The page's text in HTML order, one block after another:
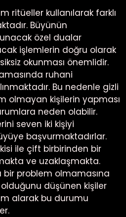
ritüeller kullanılarak farklı
Büyünün
özel dualar
işlemlerin doğru olarak
okunması önemlidir.
ruhani
Bu nedenle gizli
olmayan kişilerin yapması
neden olabilir.
seven iki kişiyi
başvurmaktadırlar.
ile çift birbirinden bir
ve uzaklaşmakta.
bir problem olmamasına
düşünen kişiler
alarak bu durumu